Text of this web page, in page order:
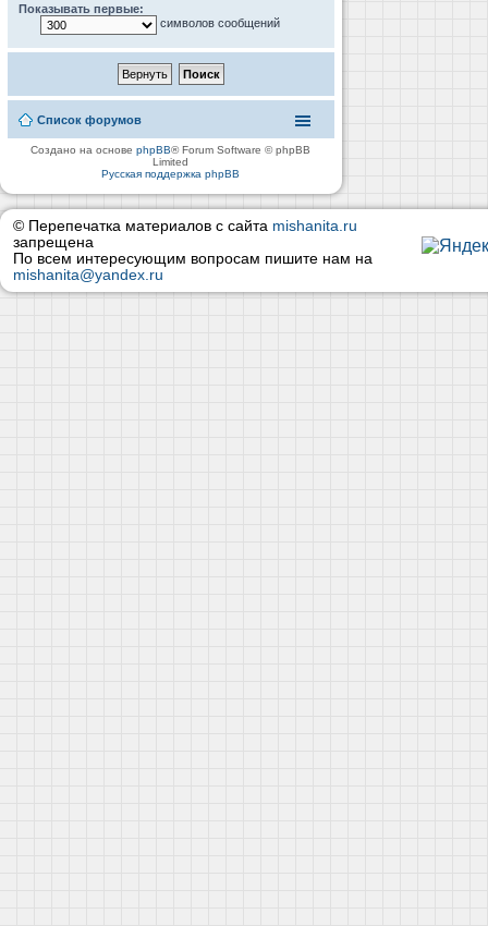
Показывать первые:
символов сообщений
Список форумов
Создано на основеphpBB® Forum Software © phpBB
Limited
Русская поддержка phpBB
© Перепечатка материалов с сайта mishanita.ru
запрещена
По всем интересующим вопросам пишите нам на
mishanita@yandex.ru